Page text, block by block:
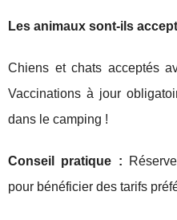
Les animaux sont-ils
Chiens et chats acceptés
Vaccinations à jour
dans le camping !
Conseil pratique :
pour bénéficier des tarifs